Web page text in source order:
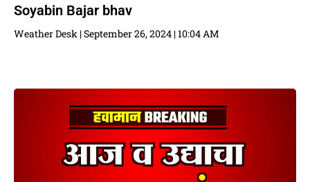
Soyabin Bajar bhav
Weather Desk September 26, 2024 10:04 AM